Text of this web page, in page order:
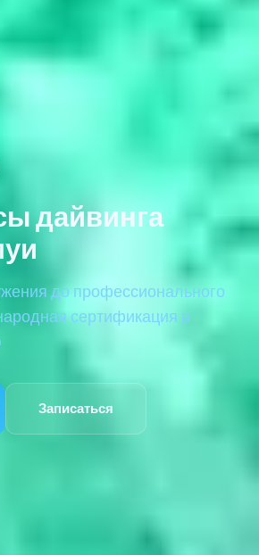
дайвинга
до профессионального
сертификация в
Записаться